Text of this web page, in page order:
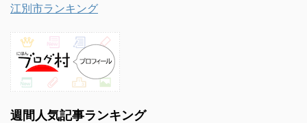
江別市ランキング
週間人気記事ランキング